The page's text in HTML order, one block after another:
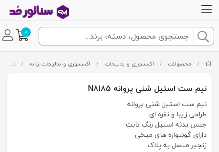
0
/ محصولات / اکسسوری و بدلیجات / اکسسوری و بدلیجات زنانه / نیم ست
نیم ست استیل شنی پروانه N8185
نیم ست استیل شنی پروانه
طراحی زیبا و نقره ای
جنس بدنه استیل رنگ ثابت
دارای گوشواره های میخی
زنجیر متصل به پلاک